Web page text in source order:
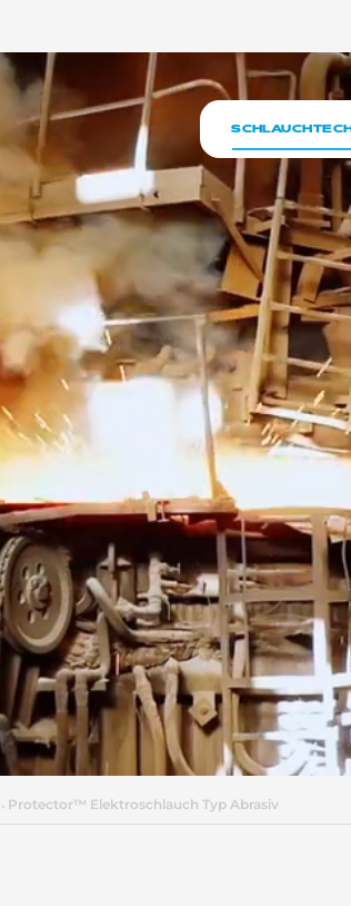
Protector™ Elektroschlauch Typ Abrasiv